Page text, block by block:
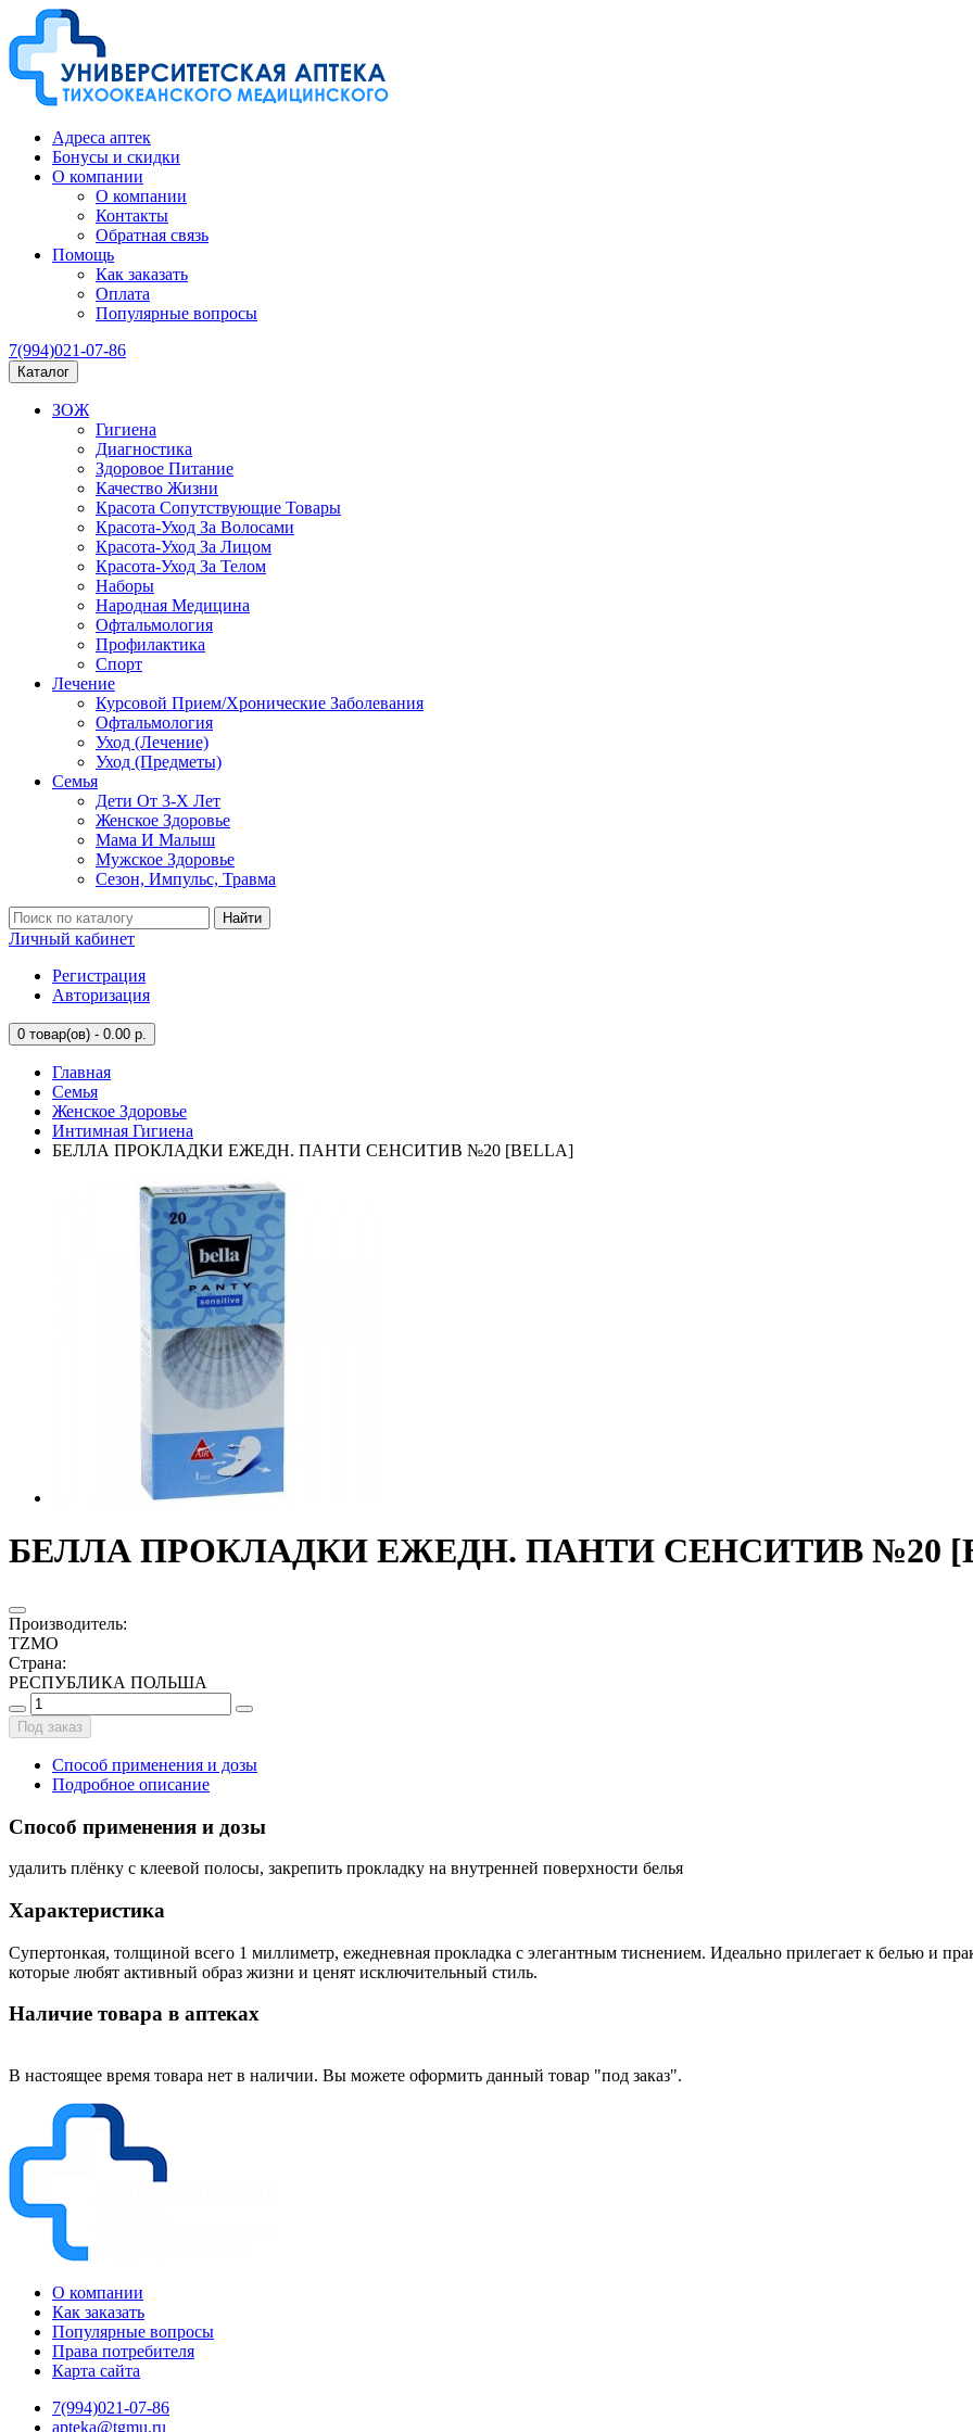
Адреса аптек
Бонусы и скидки
О компании
О компании
Контакты
Обратная связь
Помощь
Как заказать
Оплата
Популярные вопросы
7(994)021-07-86
Каталог
ЗОЖ
Гигиена
Диагностика
Здоровое Питание
Качество Жизни
Красота Сопутствующие Товары
Красота-Уход За Волосами
Красота-Уход За Лицом
Красота-Уход За Телом
Наборы
Народная Медицина
Офтальмология
Профилактика
Спорт
Лечение
Курсовой Прием/Хронические Заболевания
Офтальмология
Уход (Лечение)
Уход (Предметы)
Семья
Дети От 3-Х Лет
Женское Здоровье
Мама И Малыш
Мужское Здоровье
Сезон, Импульс, Травма
Найти
Личный кабинет
Регистрация
Авторизация
0 товар(ов) - 0.00 р.
Главная
Семья
Женское Здоровье
Интимная Гигиена
БЕЛЛА ПРОКЛАДКИ ЕЖЕДН. ПАНТИ СЕНСИТИВ №20 [BELLA]
БЕЛЛА ПРОКЛАДКИ ЕЖЕДН. ПАНТИ СЕНСИТИВ №20
Производитель:
TZMO
Страна:
РЕСПУБЛИКА ПОЛЬША
Под заказ
Способ применения и дозы
Подробное описание
Способ применения и дозы
удалить плёнку с клеевой полосы, закрепить прокладку на внутренней поверхности белья
Характеристика
Супертонкая, толщиной всего 1 миллиметр, ежедневная прокладка с элегантным тиснением. Идеально прилегает к белью и
которые любят активный образ жизни и ценят исключительный стиль.
Наличие товара в аптеках
В настоящее время товара нет в наличии. Вы можете оформить данный товар "под заказ".
О компании
Как заказать
Популярные вопросы
Права потребителя
Карта сайта
7(994)021-07-86
apteka@tgmu.ru